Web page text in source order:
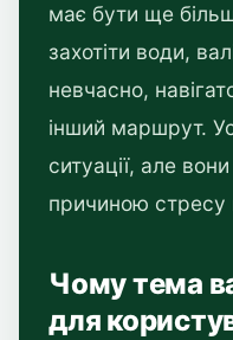
має бути ще
захотіти води,
невчасно,
інший маршрут.
ситуації, але
причиною
Чому тема
для